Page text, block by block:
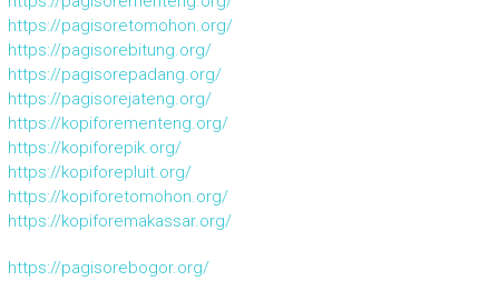
https://pagisoretomohon.org/
https://pagisorebitung.org/
https://pagisorepadang.org/
https://pagisorejateng.org/
https://kopiforementeng.org/
https://kopiforepik.org/
https://kopiforepluit.org/
https://kopiforetomohon.org/
https://kopiforemakassar.org/
https://pagisorebogor.org/